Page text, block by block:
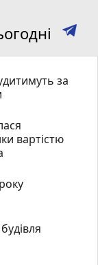
за
вартістю